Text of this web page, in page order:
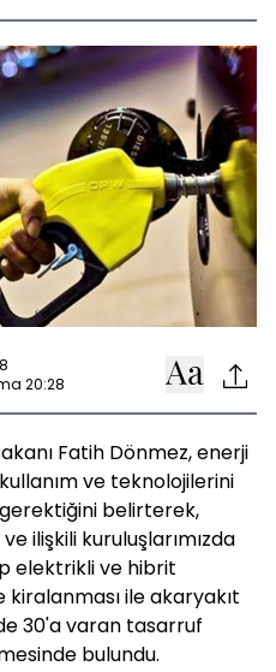
20:28
Fatih Dönmez, enerji
ve teknolojilerini
belirterek,
ilişkili kuruluşlarımızda
elektrikli ve hibrit
kiralanması ile akaryakıt
30'a varan tasarruf
bulundu.